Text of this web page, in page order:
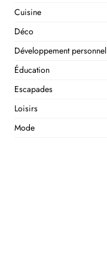
Cuisine
Déco
Développement personnel
Éducation
Escapades
Loisirs
Mode